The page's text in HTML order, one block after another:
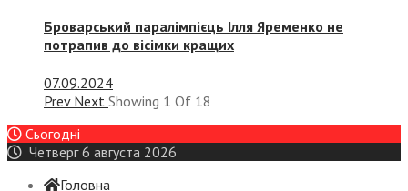
Броварський паралімпієць Ілля Яременко не
потрапив до вісімки кращих
07.09.2024
Prev Next Showing 1 Of 18
Сьогодні
Четверг 6 августа 2026
Головна